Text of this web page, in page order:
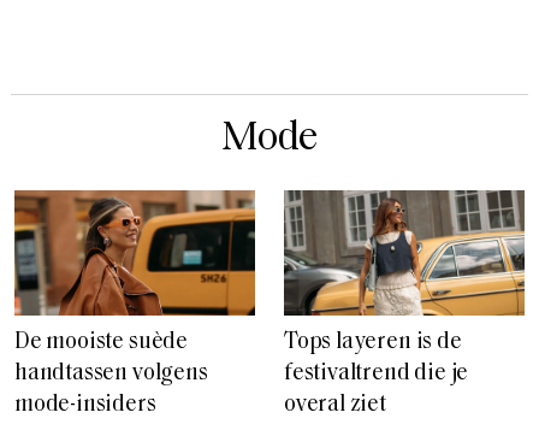
Mode
De mooiste suède
handtassen volgens
mode-insiders
Tops layeren is de
festivaltrend die je
overal ziet